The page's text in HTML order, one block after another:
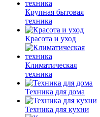
Крупная бытовая
техника
Красота и уход
Климатическая
техника
Техника для дома
Техника для кухни